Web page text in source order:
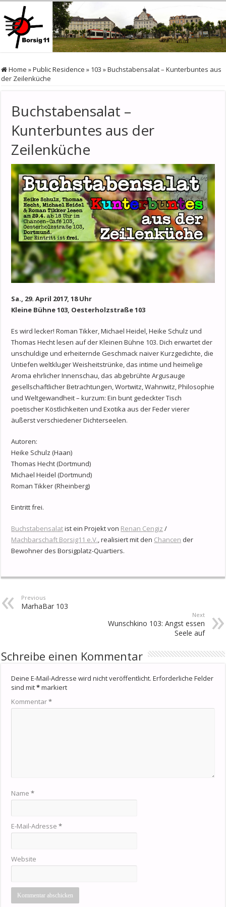
Home »Public Residence » 103 »Buchstabensalat – Kunterbuntes aus
der Zeilenküche
Buchstabensalat –
Kunterbuntes aus der
Zeilenküche
Sa., 29. April 2017, 18 Uhr
Kleine Bühne 103, Oesterholzstraße 103
Es wird lecker! Roman Tikker, Michael Heidel, Heike Schulz und
Thomas Hecht lesen auf der Kleinen Bühne 103. Dich erwartet der
unschuldige und erheiternde Geschmack naiver Kurzgedichte, die
Untiefen weltkluger Weisheitstrünke, das intime und heimelige
Aroma ehrlicher Innenschau, das abgebrühte Argusauge
gesellschaftlicher Betrachtungen, Wortwitz, Wahnwitz, Philosophie
und Weltgewandheit – kurzum: Ein bunt gedeckter Tisch
poetischer Köstlichkeiten und Exotika aus der Feder vierer
äußerst verschiedener Dichterseelen.
Autoren:
Heike Schulz (Haan)
Thomas Hecht (Dortmund)
Michael Heidel (Dortmund)
Roman Tikker (Rheinberg)
Eintritt frei.
Buchstabensalatist ein Projekt von Renan Cengiz /
Machbarschaft Borsig11 e.V., realisiert mit den Chancen der
Bewohner des Borsigplatz-Quartiers.
Previous
MarhaBar 103
Next
Wunschkino 103: Angst essen
Seele auf
Schreibe einen Kommentar
Deine E-Mail-Adresse wird nicht veröffentlicht. Erforderliche Felder
sind mit*markiert
Kommentar*
Name*
E-Mail-Adresse*
Website